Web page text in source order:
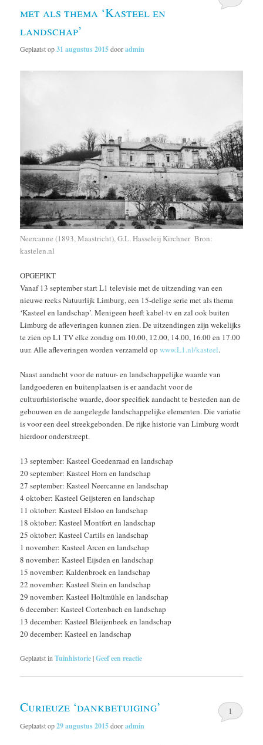
met als thema ‘Kasteel en
landschap’
Geplaatst op31 augustus 2015dooradmin
Neercanne (1893, Maastricht), G.L. Hasseleij Kirchner Bron:
kastelen.nl
OPGEPIKT
Vanaf 13 september start L1 televisie met de uitzending van een
nieuwe reeks Natuurlijk Limburg, een 15-delige serie met als thema
‘Kasteel en landschap’. Menigeen heeft kabel-tv en zal ook buiten
Limburg de afleveringen kunnen zien. De uitzendingen zijn wekelijks
te zien op L1 TV elke zondag om 10.00, 12.00, 14.00, 16.00 en 17.00
uur. Alle afleveringen worden verzameld opwww.L1.nl/kasteel.
Naast aandacht voor de natuur- en landschappelijke waarde van
landgoederen en buitenplaatsen is er aandacht voor de
cultuurhistorische waarde, door specifiek aandacht te besteden aan de
gebouwen en de aangelegde landschappelijke elementen. Die variatie
is voor een deel streekgebonden. De rijke historie van Limburg wordt
hierdoor onderstreept.
13 september: Kasteel Goedenraad en landschap
20 september: Kasteel Horn en landschap
27 september: Kasteel Neercanne en landschap
4 oktober: Kasteel Geijsteren en landschap
11 oktober: Kasteel Elsloo en landschap
18 oktober: Kasteel Montfort en landschap
25 oktober: Kasteel Cartils en landschap
1 november: Kasteel Arcen en landschap
8 november: Kasteel Eijsden en landschap
15 november: Kaldenbroek en landschap
22 november: Kasteel Stein en landschap
29 november: Kasteel Holtmühle en landschap
6 december: Kasteel Cortenbach en landschap
13 december: Kasteel Bleijenbeek en landschap
20 december: Kasteel en landschap
Geplaatst in Tuinhistorie|Geef een reactie
Curieuze ‘dankbetuiging’
Geplaatst op29 augustus 2015dooradmin
1